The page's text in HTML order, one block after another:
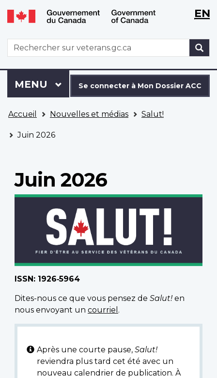
Aller
au
principal
Passer
à
version
HTML
simplifiée
WxT
WxTEN
WxT
Search
form
connecter
à
Dossier
ACC
Se connecter à Mon Dossier ACC
Menu
MENU PRINCIPAL
êtes
ici
Accueil Nouvelles et médias Salut!
Juin 2026
Juin 2026
ISSN: 1926‑5964
Dites-nous ce que vous pensez de Salut! en
nous envoyant un courriel .
Après une courte pause,Salut!
reviendra plus tard cet été avec un
nouveau calendrier de publication. À